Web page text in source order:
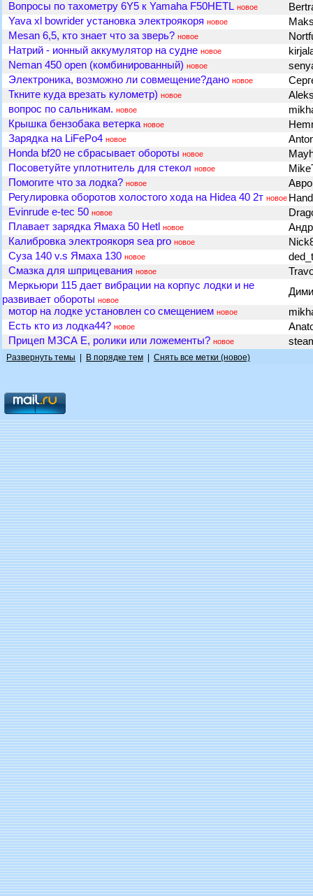
Вопросы по тахометру 6Y5 к Yamaha F50HETL новое
Yava xl bowrider установка электроякоря новое
Mesan 6,5, кто знает что за зверь? новое
Натрий - ионный аккумулятор на судне новое
Neman 450 open (комбинированный) новое
Электроника, возможно ли совмещение?дано новое
Ткните куда врезать кулометр) новое
вопрос по сальникам. новое
Крышка бензобака ветерка новое
Зарядка на LiFePo4 новое
Honda bf20 не сбрасывает обороты новое
Посоветуйте уплотнитель для стекол новое
Помогите что за лодка? новое
Регулировка оборотов холостого хода на Hidea 40 2т новое
Evinrude e-tec 50 новое
Плавает зарядка Ямаха 50 Hetl новое
Калибровка электроякоря sea pro новое
Суза 140 v.s Ямаха 130 новое
Смазка для шприцевания новое
Меркьюри 115 дает вибрации на корпус лодки и не
развивает обороты новое
мотор на лодке установлен со смещением новое
Есть кто из лодка44? новое
Прицеп МЗСА Е, ролики или ложементы? новое
Развернуть темы В порядке тем Снять все метки (новое)